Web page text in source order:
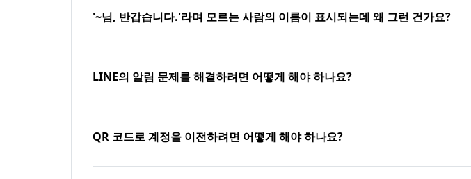
'~님, 반갑습니다.'라며 모르는 사람의 이름이 표시되는데 왜 그런 건가요?
LINE의 알림 문제를 해결하려면 어떻게 해야 하나요?
QR 코드로 계정을 이전하려면 어떻게 해야 하나요?